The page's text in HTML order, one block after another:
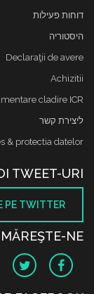
דוחות פעילות
היסטוריה
Declaraţii de avere
Achizitii
cladire ICR
ליצירת קשר
& protectia datelor
TWEET-URI
PE TWITTER
NE